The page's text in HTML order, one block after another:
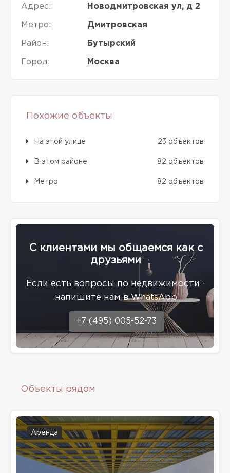
Адрес: Новодмитровская ул, д 2
Метро: Дмитровская
Район: Бутырский
Город: Москва
Похожие объекты
На этой улице 23 объектов
В этом районе 82 объектов
Метро 82 объектов
С клиентами мы общаемся как с
друзьями
Eсли есть вопросы по недвижимости -
напишите нам в WhatsApp
+7 (495) 005-52-73
Объекты рядом
Аренда